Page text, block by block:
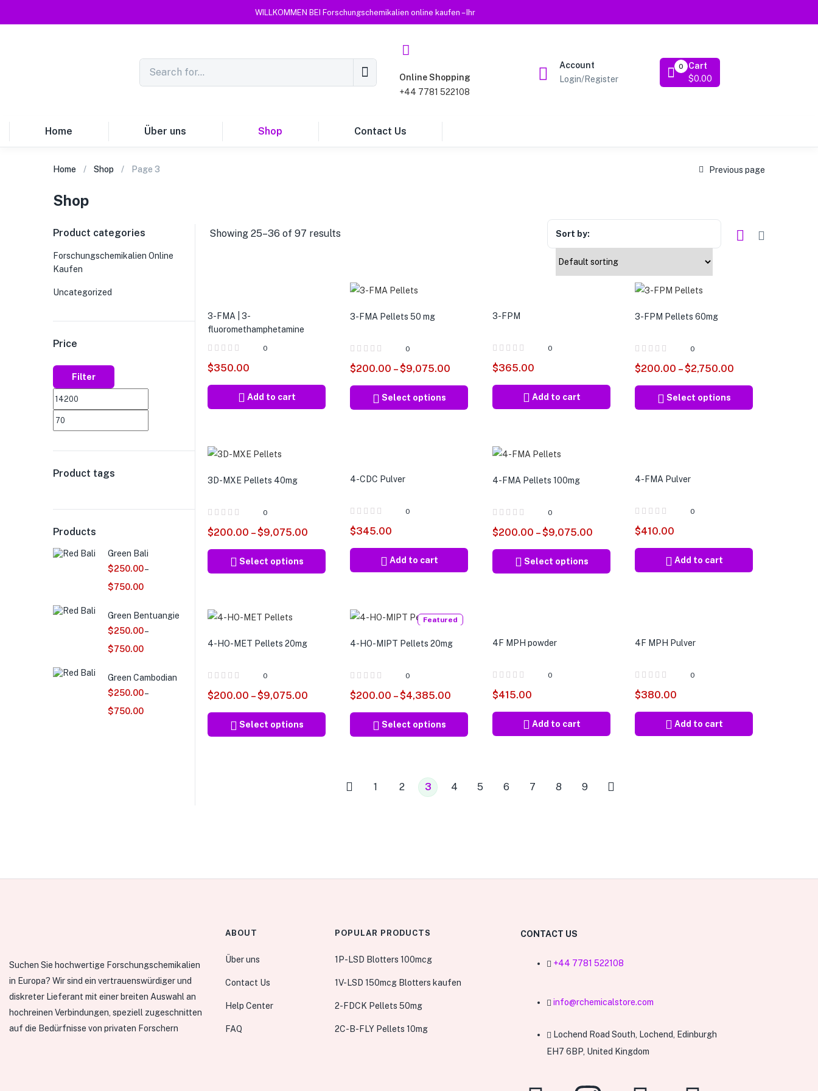
WILLKOMMEN BEI Forschungschemikalien online kaufen – Ihr
Online Shopping
+44 7781 522108
Account
Login/Register
Cart
0
$0.00
Home Über uns Shop Contact Us
Home Shop Page 3 Previous page
Shop
Showing 25–36 of 97 results Sort by:
3-FMA | 3-
fluoromethamphetamine
0
$350.00
Add to cart
3-FMA Pellets 50 mg
0
$200.00 – $9,075.00
Select options
3-FPM
0
$365.00
Add to cart
3-FPM Pellets 60mg
0
$200.00 – $2,750.00
Select options
3D-MXE Pellets 40mg
0
$200.00 – $9,075.00
Select options
4-CDC Pulver
0
$345.00
Add to cart
4-FMA Pellets 100mg
0
$200.00 – $9,075.00
Select options
4-FMA Pulver
0
$410.00
Add to cart
4-HO-MET Pellets 20mg
0
$200.00 – $9,075.00
Select options
Featured
4-HO-MIPT Pellets 20mg
0
$200.00 – $4,385.00
Select options
4F MPH powder
0
$415.00
Add to cart
4F MPH Pulver
0
$380.00
Add to cart
1 2 3 4 5 6 7 8 9
Product categories
Forschungschemikalien Online
Kaufen
Uncategorized
Price
Filter
Product tags
Products
Green Bali
$250.00–
$750.00
Green Bentuangie
$250.00–
$750.00
Green Cambodian
$250.00–
$750.00
Suchen Sie hochwertige Forschungschemikalien
in Europa? Wir sind ein vertrauenswürdiger und
diskreter Lieferant mit einer breiten Auswahl an
hochreinen Verbindungen, speziell zugeschnitten
auf die Bedürfnisse von privaten Forschern
ABOUT
Über uns
Contact Us
Help Center
FAQ
POPULAR PRODUCTS
1P-LSD Blotters 100mcg
1V-LSD 150mcg Blotters kaufen
2-FDCK Pellets 50mg
2C-B-FLY Pellets 10mg
CONTACT US
+44 7781 522108
info@rchemicalstore.com
Lochend Road South, Lochend, Edinburgh
EH7 6BP, United Kingdom